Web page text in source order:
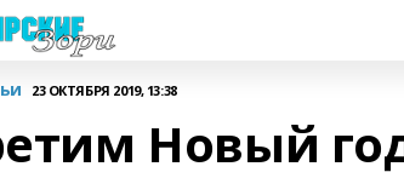
23 ОКТЯБРЯ 2019, 13:38
Новый